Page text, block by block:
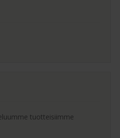
tuotteisiimme